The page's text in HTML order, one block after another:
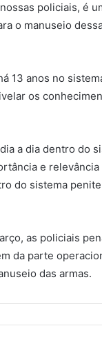
policiais, é
o manuseio
13 anos no
os
a dia dentro do
e
do sistema
as policiais
da parte
das armas.